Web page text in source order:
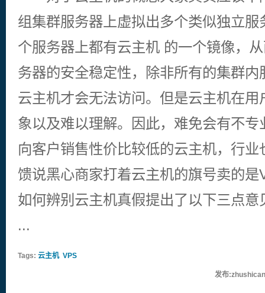
组集群服务器上虚拟出多个类似独立
个服务器上都有云主机 的一个镜像，
务器的安全稳定性，除非所有的集群
云主机才会无法访问。但是云主机在
象以及难以理解。因此，难免会有不
向客户销售性价比较低的云主机，行
馈说黑心商家打着云主机的旗号卖的
如何辨别云主机真假提出了以下三点意
...
Tags: 云主机 VPS
发布